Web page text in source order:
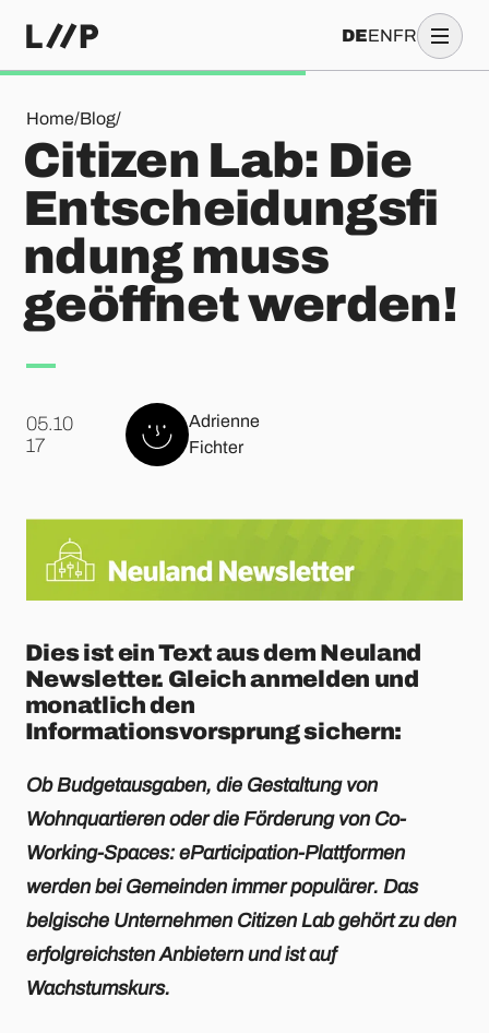
DEENFR
Home/Blog/
Citizen Lab: Die Entscheidungsfindung muss geöffnet
Citizen Lab: Die
Entscheidungsfi
ndung muss
geöffnet werden!
05.10
.17
Adrienne
Fichter
Dies ist ein Text aus dem Neuland
Newsletter. Gleich anmelden und
monatlich den
Informationsvorsprung sichern:
Ob Budgetausgaben, die Gestaltung von
Wohnquartieren oder die Förderung von Co-
Working-Spaces: eParticipation-Plattformen
werden bei Gemeinden immer populärer. Das
belgische Unternehmen Citizen Lab gehört zu den
erfolgreichsten Anbietern und ist auf
Wachstumskurs.